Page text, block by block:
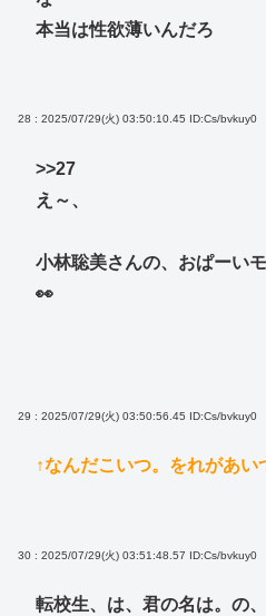
本当は性欲薄いんだろ
28 : 2025/07/29(火) 03:50:10.45 ID:Cs/bvkuy0
>>27
え～、
小林聡美さんの、おぱーい
👀
29 : 2025/07/29(火) 03:50:56.45 ID:Cs/bvkuy0
↑なんだこいつ。をれがあ
30 : 2025/07/29(火) 03:51:48.57 ID:Cs/bvkuy0
転校生、は、君の名は。の、